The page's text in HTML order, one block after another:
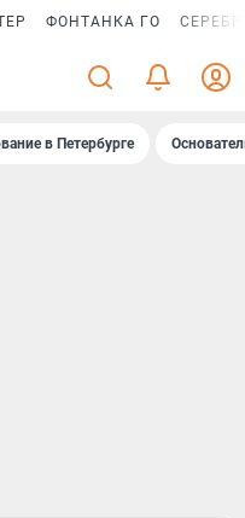
ФОНТАНКА ГО
в Петербурге